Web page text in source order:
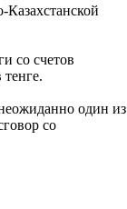
со счетов
один из
со